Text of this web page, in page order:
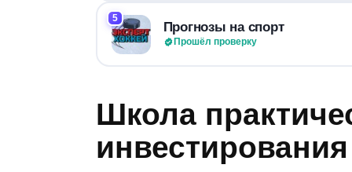
5
Прогнозы на спорт
Прошёл проверку
Школа